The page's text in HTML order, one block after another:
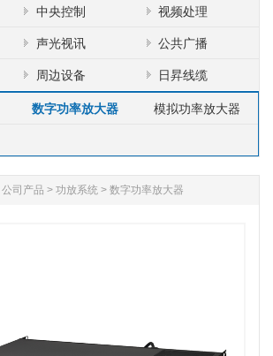
中央控制 视频处理
声光视讯 公共广播
周边设备 日昇线缆
数字功率放大器 模拟功率放大器
公司产品 > 功放系统 > 数字功率放大器